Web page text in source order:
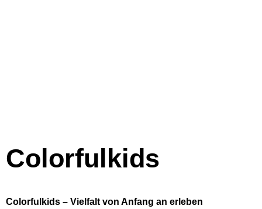
Colorfulkids
Colorfulkids – Vielfalt von Anfang an erleben